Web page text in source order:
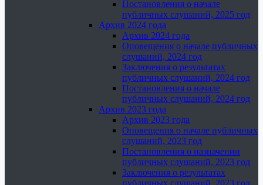
Постановления о начале
публичных слушаний, 2025 год
Архив 2024 года
Архив 2024 года
Оповещения о начале публичных
слушаний, 2024 год
Заключения о результатах
публичных слушаний, 2024 год
Постановления о начале
публичных слушаний, 2024 год
Архив 2023 года
Архив 2023 года
Оповещения о начале публичных
слушаний, 2023 год
Постановления о назначении
публичных слушаний, 2023 год
Заключения о результатах
публичных слушаний, 2023 год